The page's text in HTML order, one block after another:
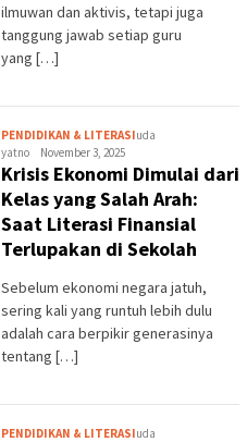
ilmuwan dan aktivis, tetapi juga
tanggung jawab setiap guru
yang […]
PENDIDIKAN & LITERASIuda
yatno
November 3, 2025
Krisis Ekonomi Dimulai dari
Kelas yang Salah Arah:
Saat Literasi Finansial
Terlupakan di Sekolah
Sebelum ekonomi negara jatuh,
sering kali yang runtuh lebih dulu
adalah cara berpikir generasinya
tentang […]
PENDIDIKAN & LITERASIuda